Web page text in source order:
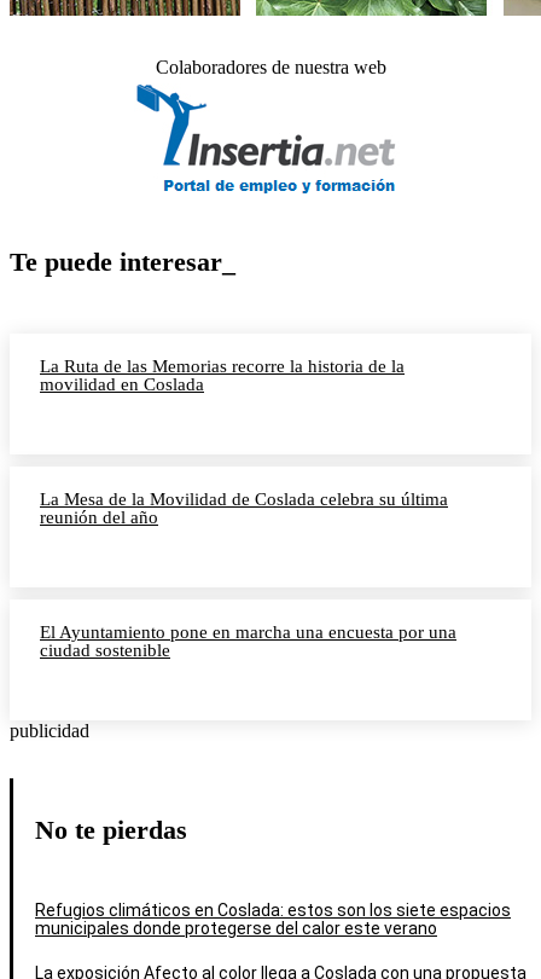
Colaboradores de nuestra web
Te puede interesar_
La Ruta de las Memorias recorre la historia de la
movilidad en Coslada
La Mesa de la Movilidad de Coslada celebra su última
reunión del año
El Ayuntamiento pone en marcha una encuesta por una
ciudad sostenible
publicidad
No te pierdas
Refugios climáticos en Coslada: estos son los siete espacios
municipales donde protegerse del calor este verano
La exposición Afecto al color llega a Coslada con una propuesta